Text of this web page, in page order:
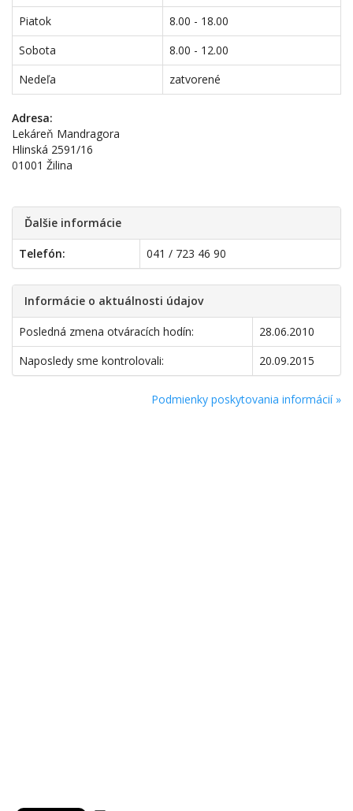
Piatok
8.00 - 18.00
Sobota
8.00 - 12.00
Nedeľa
zatvorené
Adresa:
Lekáreň Mandragora
Hlinská 2591/16
01001 Žilina
Ďalšie informácie
Telefón: 041 / 723 46 90
Informácie o aktuálnosti údajov
Posledná zmena otváracích hodín:
28.06.2010
Naposledy sme kontrolovali:
20.09.2015
Podmienky poskytovania informácií »